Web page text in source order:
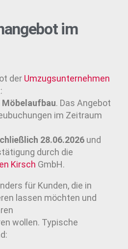
im
der Umzugsunternehmen
Möbelaufbau. Das Angebot
im Zeitraum
28.06.2026 und
durch die
Kirsch GmbH.
für Kunden, die in
lassen möchten und
wollen. Typische